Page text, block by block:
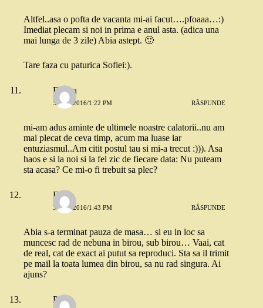
Altfel..asa o pofta de vacanta mi-ai facut….pfoaaa…:)
Imediat plecam si noi in prima e anul asta. (adica una
mai lunga de 3 zile) Abia astept. 🙂
Tare faza cu paturica Sofiei:).
Emma
3 MAI 2016/1:22 PM RĂSPUNDE
mi-am adus aminte de ultimele noastre calatorii..nu am
mai plecat de ceva timp, acum ma luase iar
entuziasmul..Am citit postul tau si mi-a trecut :))). Asa
haos e si la noi si la fel zic de fiecare data: Nu puteam
sta acasa? Ce mi-o fi trebuit sa plec?
Elena
3 MAI 2016/1:43 PM RĂSPUNDE
Abia s-a terminat pauza de masa… si eu in loc sa
muncesc rad de nebuna in birou, sub birou… Vaai, cat
de real, cat de exact ai putut sa reproduci. Sta sa il trimit
pe mail la toata lumea din birou, sa nu rad singura. Ai
ajuns?
Paula